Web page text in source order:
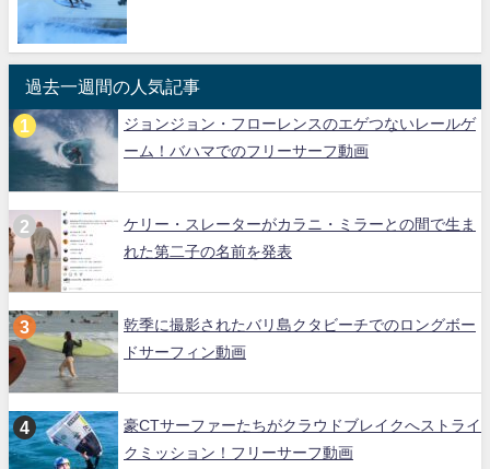
過去一週間の人気記事
ジョンジョン・フローレンスのエゲつないレールゲ
ーム！バハマでのフリーサーフ動画
ケリー・スレーターがカラニ・ミラーとの間で生ま
れた第二子の名前を発表
乾季に撮影されたバリ島クタビーチでのロングボー
ドサーフィン動画
豪CTサーファーたちがクラウドブレイクへストライ
クミッション！フリーサーフ動画